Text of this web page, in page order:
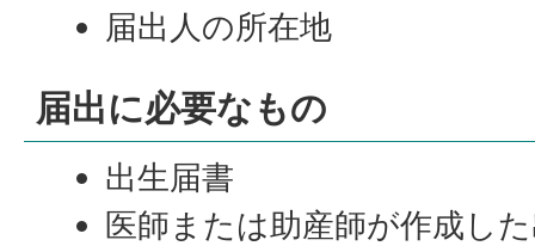
届出人の所在地
届出に必要なもの
出生届書
医師または助産師が作成し